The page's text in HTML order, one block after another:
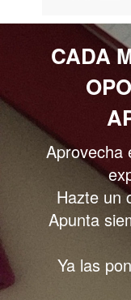
CADA
Aprovecha
Hazte un
Apunta
Ya las